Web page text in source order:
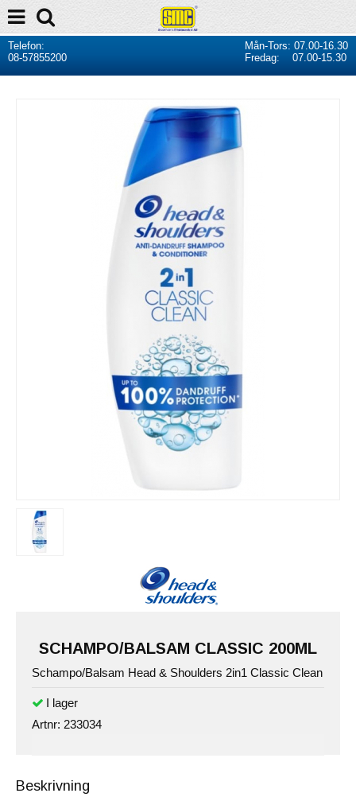
Telefon:
08-57855200
Mån-Tors: 07.00-16.30
Fredag: 07.00-15.30
SCHAMPO/BALSAM CLASSIC 200ML
Schampo/Balsam Head & Shoulders 2in1 Classic Clean
Artnr: 233034
Beskrivning